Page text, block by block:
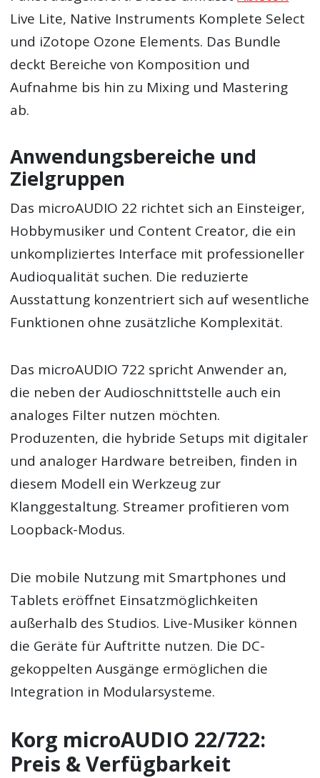
Live Lite, Native Instruments Komplete Select
und iZotope Ozone Elements. Das Bundle
deckt Bereiche von Komposition und
Aufnahme bis hin zu Mixing und Mastering
ab.
Anwendungsbereiche und
Zielgruppen
Das microAUDIO 22 richtet sich an Einsteiger,
Hobbymusiker und Content Creator, die ein
unkompliziertes Interface mit professioneller
Audioqualität suchen. Die reduzierte
Ausstattung konzentriert sich auf wesentliche
Funktionen ohne zusätzliche Komplexität.
Das microAUDIO 722 spricht Anwender an,
die neben der Audioschnittstelle auch ein
analoges Filter nutzen möchten.
Produzenten, die hybride Setups mit digitaler
und analoger Hardware betreiben, finden in
diesem Modell ein Werkzeug zur
Klanggestaltung. Streamer profitieren vom
Loopback-Modus.
Die mobile Nutzung mit Smartphones und
Tablets eröffnet Einsatzmöglichkeiten
außerhalb des Studios. Live-Musiker können
die Geräte für Auftritte nutzen. Die DC-
gekoppelten Ausgänge ermöglichen die
Integration in Modularsysteme.
Korg microAUDIO 22/722:
Preis & Verfügbarkeit